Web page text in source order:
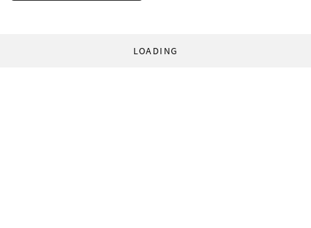
LOADING